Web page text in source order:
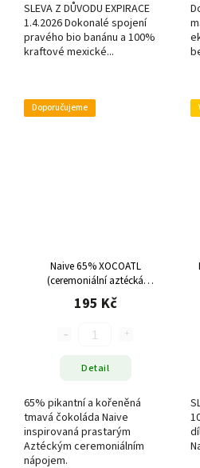
SLEVA Z DŮVODU EXPIRACE
1.4.2026 Dokonalé spojení
pravého bio banánu a 100%
kraftové mexické...
Doporučujeme
Naive 65% XOCOATL
(ceremoniální aztécká
čokoláda), 50 g
195 Kč
Detail
65% pikantní a kořeněná
tmavá čokoláda Naive
inspirovaná prastarým
Aztéckým ceremoniálním
nápojem.